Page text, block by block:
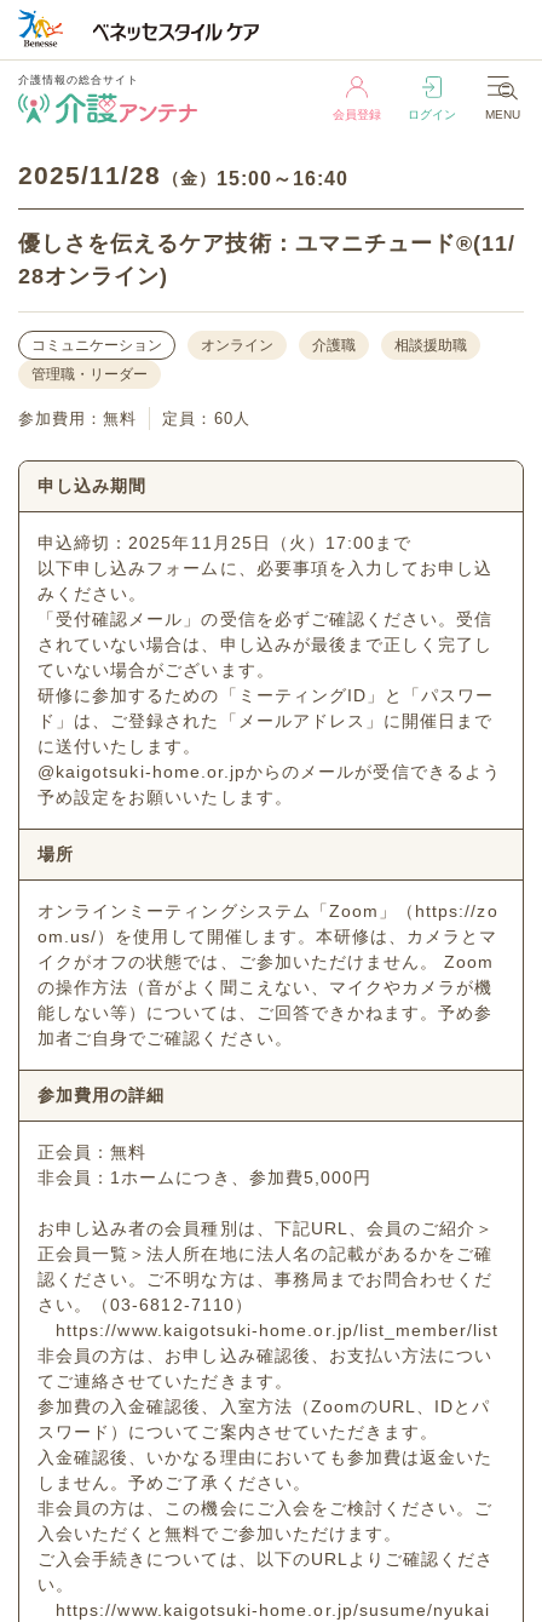
介護情報の総合サイト
会員登録 ログイン MENU
2025 11/28 （金） 15:00～16:40
優しさを伝えるケア技術：ユマニチュード®(11/
28オンライン)
コミュニケーション オンライン 介護職
相談援助職
管理職・リーダー
参加費用：無料 定員：60人
申し込み期間
申込締切：2025年11月25日（火）17:00まで
以下申し込みフォームに、必要事項を入力してお申し込
みください。
「受付確認メール」の受信を必ずご確認ください。受信
されていない場合は、申し込みが最後まで正しく完了し
ていない場合がございます。
研修に参加するための「ミーティングID」と「パスワー
ド」は、ご登録された「メールアドレス」に開催日まで
に送付いたします。
@kaigotsuki-home.or.jpからのメールが受信できるよう
予め設定をお願いいたします。
場所
オンラインミーティングシステム「Zoom」（https://zo
om.us/）を使用して開催します。本研修は、カメラとマ
イクがオフの状態では、ご参加いただけません。 Zoom
の操作方法（音がよく聞こえない、マイクやカメラが機
能しない等）については、ご回答できかねます。予め参
加者ご自身でご確認ください。
参加費用の詳細
正会員：無料
非会員：1ホームにつき、参加費5,000円
お申し込み者の会員種別は、下記URL、会員のご紹介＞
正会員一覧＞法人所在地に法人名の記載があるかをご確
認ください。ご不明な方は、事務局までお問合わせくだ
さい。（03-6812-7110）
https://www.kaigotsuki-home.or.jp/list_member/list
非会員の方は、お申し込み確認後、お支払い方法につい
てご連絡させていただきます。
参加費の入金確認後、入室方法（ZoomのURL、IDとパ
スワード）についてご案内させていただきます。
入金確認後、いかなる理由においても参加費は返金いた
しません。予めご了承ください。
非会員の方は、この機会にご入会をご検討ください。ご
入会いただくと無料でご参加いただけます。
ご入会手続きについては、以下のURLよりご確認くださ
い。
https://www.kaigotsuki-home.or.jp/susume/nyukai